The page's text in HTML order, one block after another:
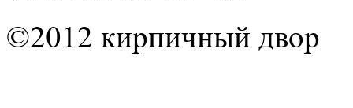
©2012 кирпичный двор